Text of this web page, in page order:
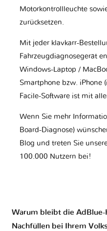
Motorkontrollleuchte
zurücksetzen.
Mit jeder klavkarr-
Fahrzeugdiagnosegerät
Windows-Laptop /
Smartphone bzw. iPhone
Facile-Software ist mit
Wenn Sie mehr
Board-Diagnose)
Blog und treten Sie
100.000 Nutzern bei!
Warum bleibt die
Nachfüllen bei Ihrem